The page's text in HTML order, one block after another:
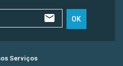
OK
Serviços